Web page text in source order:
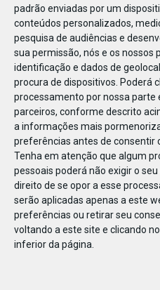
padrão enviadas por um
conteúdos personalizados,
pesquisa de audiências e
sua permissão, nós e os nossos
identificação e dados de
procura de dispositivos. Poderá
processamento por nossa parte
parceiros, conforme descrito
a informações mais
preferências antes de consentir
Tenha em atenção que algum
pessoais poderá não exigir o
direito de se opor a esse
serão aplicadas apenas a este
preferências ou retirar seu
voltando a este site e clicando
inferior da página.